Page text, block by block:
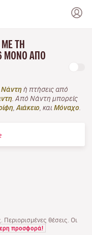
ΤΗ
ΜΌΝΟ ΑΠΌ
Νάντη ή πτήσεις από
. Από Νάντη μπορείς
Αιάκειο , και Μόναχο
θέσεις. Οι
προσφορά!